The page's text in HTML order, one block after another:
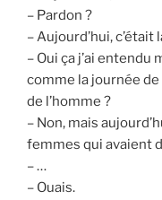
– Pardon ?
– Aujourd’hui,
– Oui ça j’ai entendu
comme la journée
de l’homme ?
– Non, mais
femmes qui avaient
– …
– Ouais.